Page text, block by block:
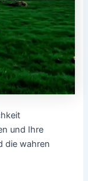
und Ihre
die wahren